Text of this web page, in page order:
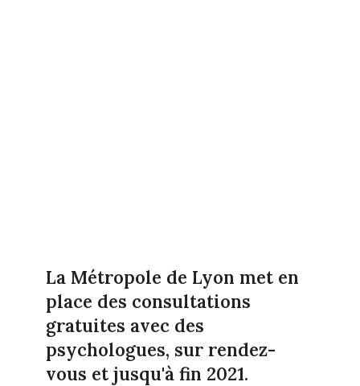
La Métropole de Lyon met en
place des consultations
gratuites avec des
psychologues, sur rendez-
vous et jusqu'à fin 2021.